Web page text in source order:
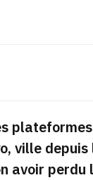
ville
avoir perdu